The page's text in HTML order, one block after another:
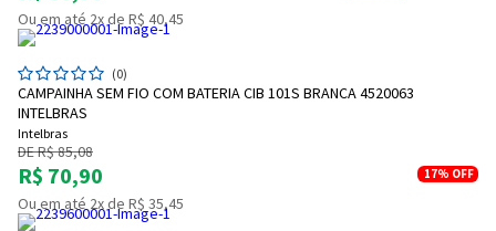
Ou em até 2x de R$ 40,45
(0)
CAMPAINHA SEM FIO COM BATERIA CIB 101S BRANCA 4520063
INTELBRAS
Intelbras
DE R$ 85,08
R$ 70,90 17% OFF
Ou em até 2x de R$ 35,45